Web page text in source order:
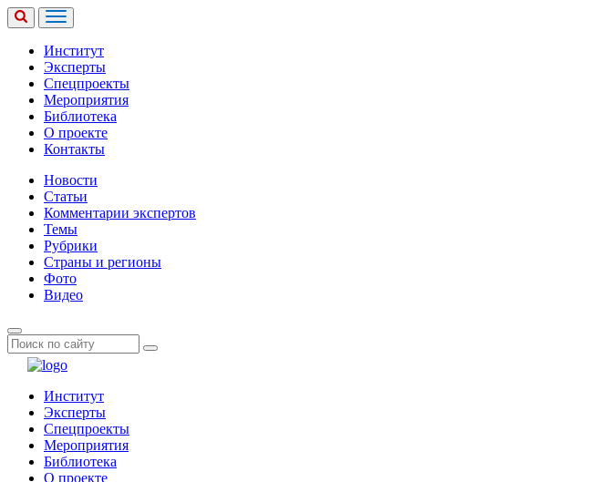
Институт
Эксперты
Спецпроекты
Мероприятия
Библиотека
О проекте
Контакты
Новости
Статьи
Комментарии экспертов
Темы
Рубрики
Страны и регионы
Фото
Видео
Институт
Эксперты
Спецпроекты
Мероприятия
Библиотека
О проекте